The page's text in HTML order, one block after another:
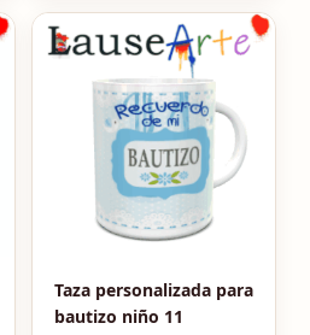
Taza personalizada para
bautizo niño 11